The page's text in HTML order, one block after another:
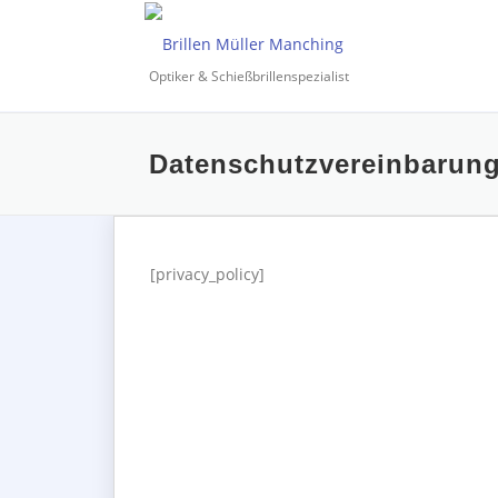
Optiker & Schießbrillenspezialist
[privacy_policy]